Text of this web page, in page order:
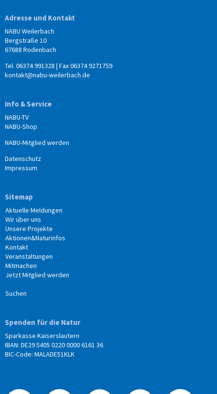
Adresse und Kontakt
NABU Weilerbach
Bergstraße 10
67688 Rodenbach
Tel. 06374 991328 | Fax 06374 9271759
kontakt@nabu-weilerbach.de
Info & Service
NABU-TV
NABU-Shop
NABU-Mitglied werden
Datenschutz
Impressum
Sitemap
Aktuelle Meldungen
Wir über uns
Unsere Projekte
Aktionen&Naturinfos
Kontakt
Veranstaltungen
Mitmachen
Jetzt Mitglied werden
Suchen
Spenden für die Natur
Sparkasse Kaiserslautern
IBAN: DE29 5405 0220 0000 6161 36
BIC-Code: MALADE51KLK